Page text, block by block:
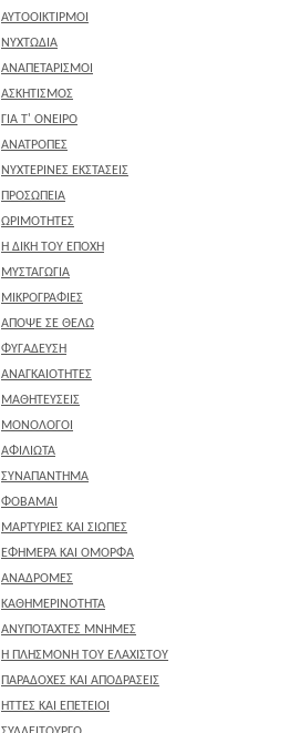
ΑΥΤΟΟΙΚΤΙΡΜΟΙ
ΝΥΧΤΩΔΙΑ
ΑΝΑΠΕΤΑΡΙΣΜΟΙ
ΑΣΚΗΤΙΣΜΟΣ
ΓΙΑ Τ' ΟΝΕΙΡΟ
ΑΝΑΤΡΟΠΕΣ
ΝΥΧΤΕΡΙΝΕΣ ΕΚΣΤΑΣΕΙΣ
ΠΡΟΣΩΠΕΙΑ
ΩΡΙΜΟΤΗΤΕΣ
Η ΔΙΚΗ ΤΟΥ ΕΠΟΧΗ
ΜΥΣΤΑΓΩΓΙΑ
ΜΙΚΡΟΓΡΑΦΙΕΣ
ΑΠΟΨΕ ΣΕ ΘΕΛΩ
ΦΥΓΑΔΕΥΣΗ
ΑΝΑΓΚΑΙΟΤΗΤΕΣ
ΜΑΘΗΤΕΥΣΕΙΣ
ΜΟΝΟΛΟΓΟΙ
ΑΦΙΛΙΩΤΑ
ΣΥΝΑΠΑΝΤΗΜΑ
ΦΟΒΑΜΑΙ
ΜΑΡΤΥΡΙΕΣ ΚΑΙ ΣΙΩΠΕΣ
ΕΦΗΜΕΡΑ ΚΑΙ ΟΜΟΡΦΑ
ΑΝΑΔΡΟΜΕΣ
ΚΑΘΗΜΕΡΙΝΟΤΗΤΑ
ΑΝΥΠΟΤΑΧΤΕΣ ΜΝΗΜΕΣ
Η ΠΛΗΣΜΟΝΗ ΤΟΥ ΕΛΑΧΙΣΤΟΥ
ΠΑΡΑΔΟΧΕΣ ΚΑΙ ΑΠΟΔΡΑΣΕΙΣ
ΗΤΤΕΣ ΚΑΙ ΕΠΕΤΕΙΟΙ